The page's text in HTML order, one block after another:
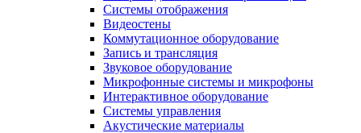
Системы отображения
Видеостены
Коммутационное оборудование
Запись и трансляция
Звуковое оборудование
Микрофонные системы и микрофоны
Интерактивное оборудование
Системы управления
Акустические материалы